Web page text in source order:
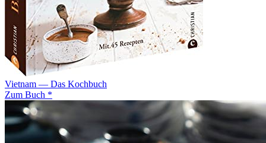
Vietnam — Das Kochbuch
Zum Buch *